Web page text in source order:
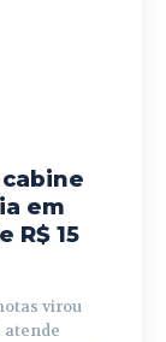
em
R$ 15
virou
atende